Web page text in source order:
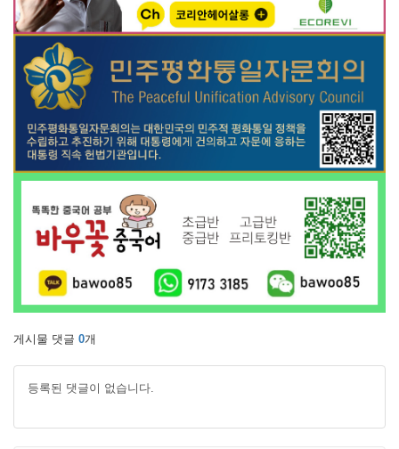
게시물 댓글 0개
등록된 댓글이 없습니다.